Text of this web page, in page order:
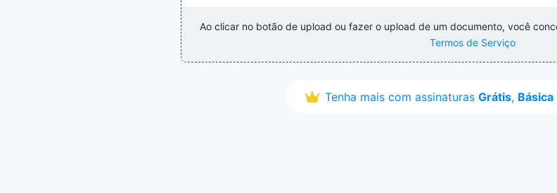
Ao clicar no botão de upload ou fazer o upload de um documento, você
Termos de Serviço
Tenha mais com assinaturas Grátis, Básica